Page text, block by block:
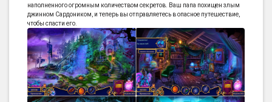
наполненного огромным количеством секретов. Ваш папа похищен злым
джинном Сардоником, и теперь вы отправляетесь в опасное путешествие,
чтобы спасти его.